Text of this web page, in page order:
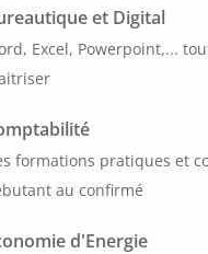
et Digital
Excel, Powerpoint,...
formations pratiques et
au confirmé
d'Energie